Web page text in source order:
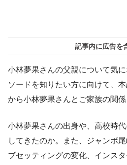
記事内に広告を
小林夢果さんの父親について気
ソードを知りたい方に向けて、
から小林夢果さんとご家族の関係
小林夢果さんの出身や、高校時
してきたのか。また、ジャンボ
ブセッティングの変化、インス